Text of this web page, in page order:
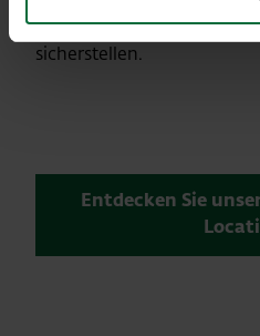
wir die hochwertige
sicherstellen.
Entdecken Sie